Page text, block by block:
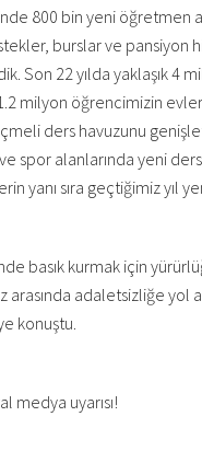
800 bin yeni öğretmen
burslar ve pansiyon
Son 22 yılda yaklaşık 4
milyon öğrencimizin
ders havuzunu
spor alanlarında yeni
yanı sıra geçtiğimiz yıl
basık kurmak için
arasında adaletsizliğe yol
konuştu.
medya uyarısı!